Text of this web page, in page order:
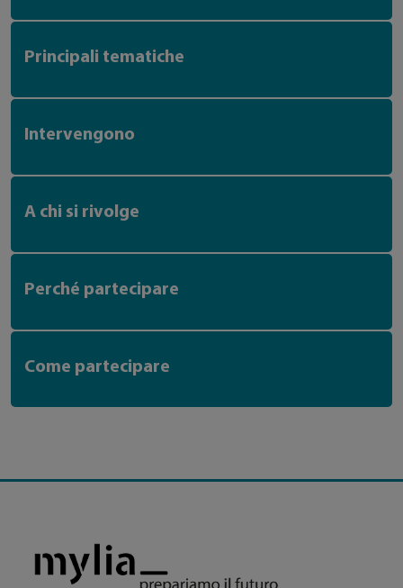
Principali tematiche
Intervengono
A chi si rivolge
Perché partecipare
Come partecipare